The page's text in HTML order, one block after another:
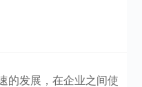
的发展，在企业之间使